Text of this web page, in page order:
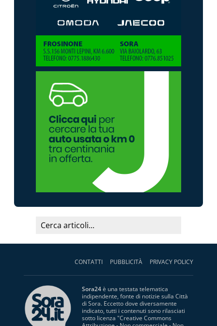
CONTATTI PUBBLICITÀ PRIVACY POLICY
Sora24è una testata telematica
indipendente, fonte di notizie sulla Città
di Sora. Eccetto dove diversamente
indicato, tutti i contenuti sono rilasciati
sotto licenza "Creative Commons